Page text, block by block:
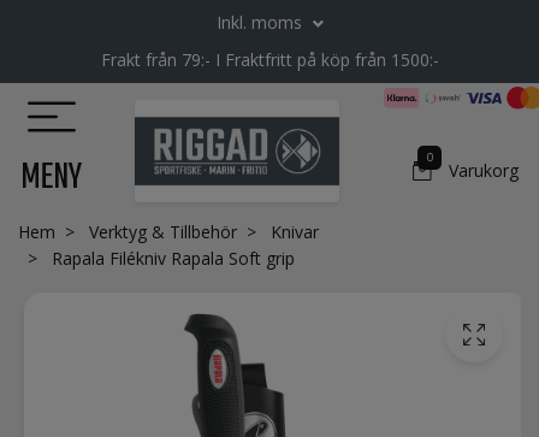
Inkl. moms
Frakt från 79:- I Fraktfritt på köp från 1500:-
MENY 0
Varukorg
Hem Verktyg & Tillbehör
Knivar
Rapala Filékniv Rapala Soft grip